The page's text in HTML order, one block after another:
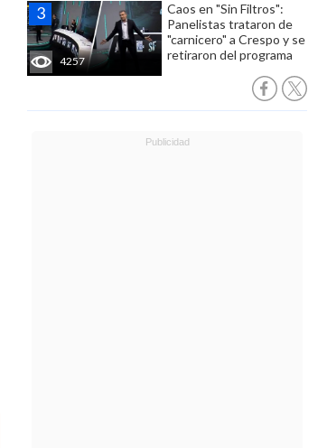
4257
Caos en "Sin Filtros":
Panelistas trataron de
"carnicero" a Crespo y se
retiraron del programa